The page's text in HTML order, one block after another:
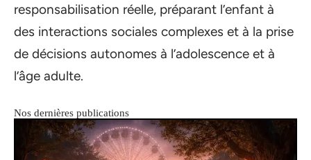
responsabilisation réelle, préparant l’enfant à
des interactions sociales complexes et à la prise
de décisions autonomes à l’adolescence et à
l’âge adulte.
Nos dernières publications